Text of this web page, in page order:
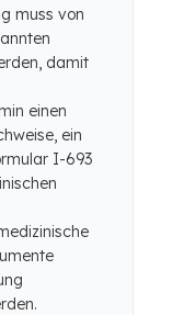
muss von
damit
einen
ein
I-693